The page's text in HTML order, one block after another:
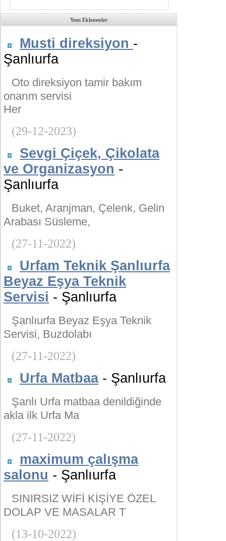
Yeni Eklenenler
Musti direksiyon -
Şanlıurfa
Oto direksiyon tamir bakım
onarım servisi
Her
(29-12-2023)
Sevgi Çiçek, Çikolata
ve Organizasyon -
Şanlıurfa
Buket, Aranjman, Çelenk, Gelin
Arabası Süsleme,
(27-11-2022)
Urfam Teknik Şanlıurfa
Beyaz Eşya Teknik
Servisi - Şanlıurfa
Şanlıurfa Beyaz Eşya Teknik
Servisi, Buzdolabı
(27-11-2022)
Urfa Matbaa- Şanlıurfa
Şanlı Urfa matbaa denildiğinde
akla ilk Urfa Ma
(27-11-2022)
maximum çalışma
salonu - Şanlıurfa
SINIRSIZ WİFİ KİŞİYE ÖZEL
DOLAP VE MASALAR T
(13-10-2022)